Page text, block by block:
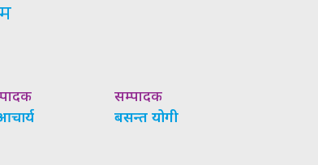
सम्पादक
बसन्त योगी